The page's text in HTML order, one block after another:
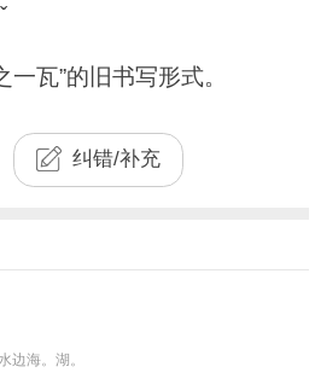
一瓦”的旧书写形式。
纠错/补充
边海。湖。